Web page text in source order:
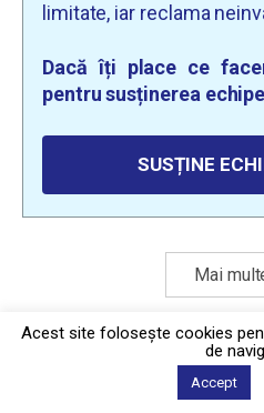
limitate, iar reclama
Dacă îți place ce
pentru susținerea
SUSȚINE
Mai
Politica de
2026 ©
Acest site foloseşte cookies
de
Accept